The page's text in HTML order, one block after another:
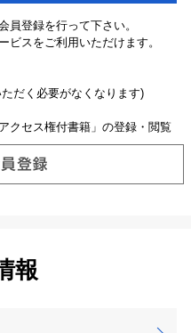
員登録を行って下さい。
ビスをご利用いただけます。
だく必要がなくなります)
クセス権付書籍」の登録・閲覧
報